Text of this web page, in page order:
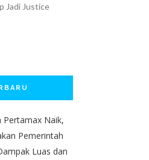
Jadi Justice
Pertamax Naik,
Pemerintah
Luas dan